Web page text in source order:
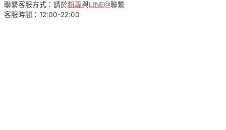
聯繫客服方式：請於粉專與LINE@聯繫
客服時間：12:00-22:00